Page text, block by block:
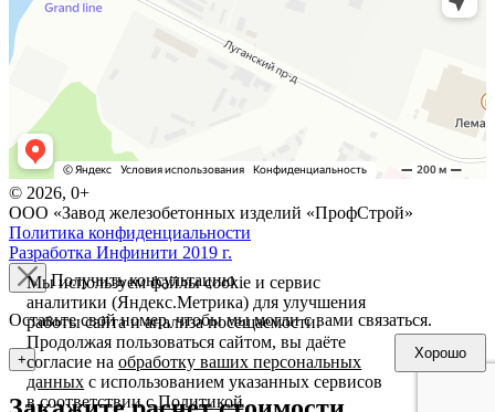
© 2026, 0+
ООО «Завод железобетонных изделий «ПрофСтрой»
Политика конфиденциальности
Разработка Инфинити 2019 г.
Получить консультацию
Оставьте свой номер, чтобы мы могли с вами связаться.
+
Мы используем файлы cookie и сервис
аналитики (Яндекс.Метрика) для улучшения
работы сайта и анализа посещаемости.
Продолжая пользоваться сайтом, вы даёте
согласие наобработку ваших персональных
данных с использованием указанных сервисов
в соответствии сПолитикой
Хорошо